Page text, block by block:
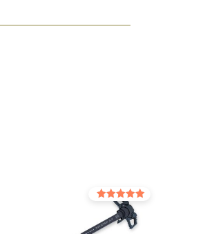
Оцінено в
з 5